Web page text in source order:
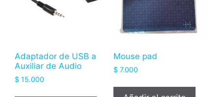
Adaptador de USB a
Auxiliar de Audio
$ 15.000
Mouse pad
$7.000